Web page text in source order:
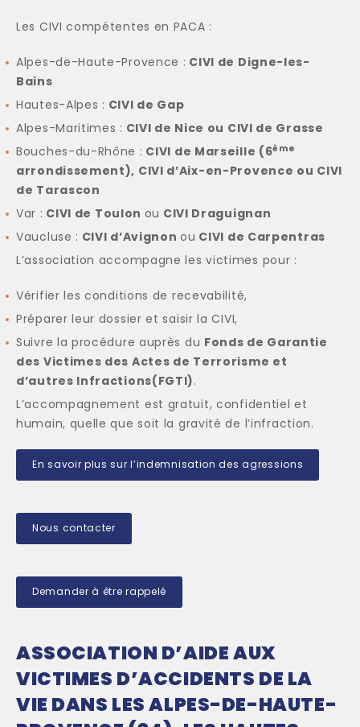
Les CIVI compétentes en PACA :
Alpes-de-Haute-Provence : CIVI de Digne-les-
Bains
Hautes-Alpes : CIVI de Gap
Alpes-Maritimes : CIVI de Nice ou CIVI de Grasse
Bouches-du-Rhône : CIVI de Marseille (6ème
arrondissement), CIVI d’Aix-en-Provence ou CIVI
de Tarascon
Var : CIVI de Toulon ou CIVI Draguignan
Vaucluse : CIVI d’Avignonou CIVI de Carpentras
L’association accompagne les victimes pour :
Vérifier les conditions de recevabilité,
Préparer leur dossier et saisir la CIVI,
Suivre la procédure auprès du Fonds de Garantie
des Victimes des Actes de Terrorisme et
d’autres Infractions(FGTI).
L’accompagnement est gratuit, confidentiel et
humain, quelle que soit la gravité de l’infraction.
En savoir plus sur l’indemnisation des agressions
Nous contacter
Demander à être rappelé
ASSOCIATION D’AIDE AUX
VICTIMES D’ACCIDENTS DE LA
VIE DANS LES ALPES-DE-HAUTE-